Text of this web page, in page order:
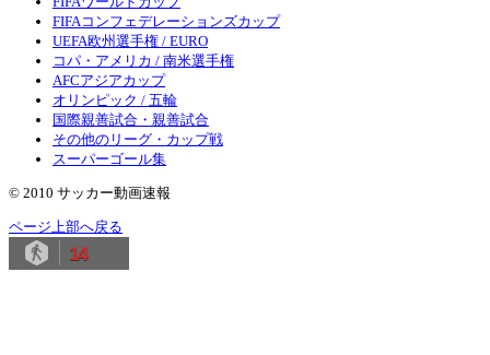
FIFAコンフェデレーションズカップ
UEFA欧州選手権 / EURO
コパ・アメリカ / 南米選手権
AFCアジアカップ
オリンピック / 五輪
国際親善試合・親善試合
その他のリーグ・カップ戦
スーパーゴール集
© 2010 サッカー動画速報
ページ上部へ戻る
14